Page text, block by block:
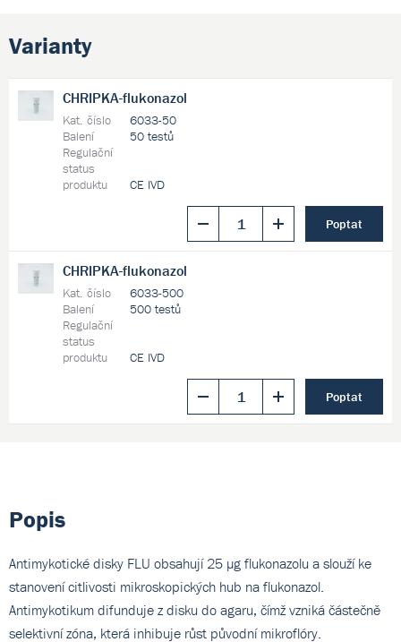
Varianty
CHRIPKA-flukonazol
Kat. číslo
6033-50
Balení
50 testů
Regulační
status
produktu
CE IVD
Poptat
CHRIPKA-flukonazol
Kat. číslo
6033-500
Balení
500 testů
Regulační
status
produktu
CE IVD
Poptat
Popis
Antimykotické disky FLU obsahují 25 µg flukonazolu a slouží ke
stanovení citlivosti mikroskopických hub na flukonazol.
Antimykotikum difunduje z disku do agaru, čímž vzniká částečně
selektivní zóna, která inhibuje růst původní mikroflóry.